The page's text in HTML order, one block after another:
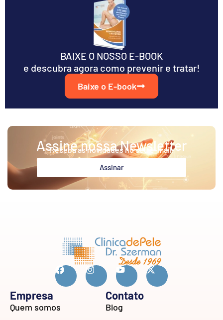
BAIXE O NOSSO E-BOOK
e descubra agora como prevenir e tratar!
Baixe o E-book
Assine nossa Newsletter
Receba as novidades no seu e-mail.
Assinar
Empresa
Quem somos
Contato
Blog